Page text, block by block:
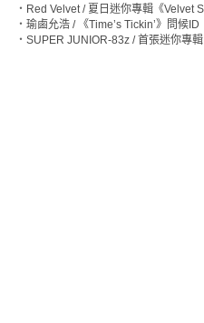
‧ Red Velvet / 夏日迷你專輯《Velvet
‧ 瑜鹵允浩 / 《Time’s Tickin’》問候ID
‧ SUPER JUNIOR-83z / 首張迷你專